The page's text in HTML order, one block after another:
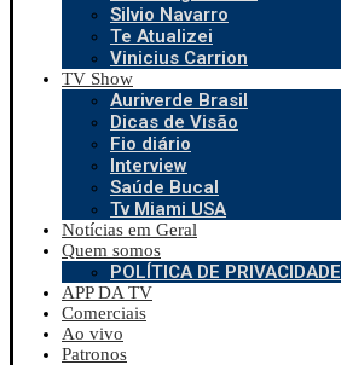
Silvio Navarro
Te Atualizei
Vinicius Carrion
TV Show
Auriverde Brasil
Dicas de Visão
Fio diário
Interview
Saúde Bucal
Tv Miami USA
Notícias em Geral
Quem somos
POLÍTICA DE PRIVACIDADE
APP DA TV
Comerciais
Ao vivo
Patronos